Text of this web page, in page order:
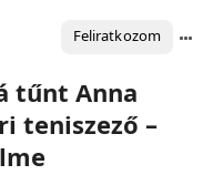
Feliratkozom
tűnt Anna
teniszező –